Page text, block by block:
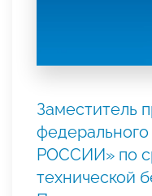
Заместитель
РОССИИ» по
технической